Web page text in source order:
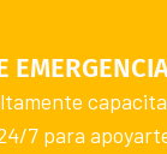
7 para